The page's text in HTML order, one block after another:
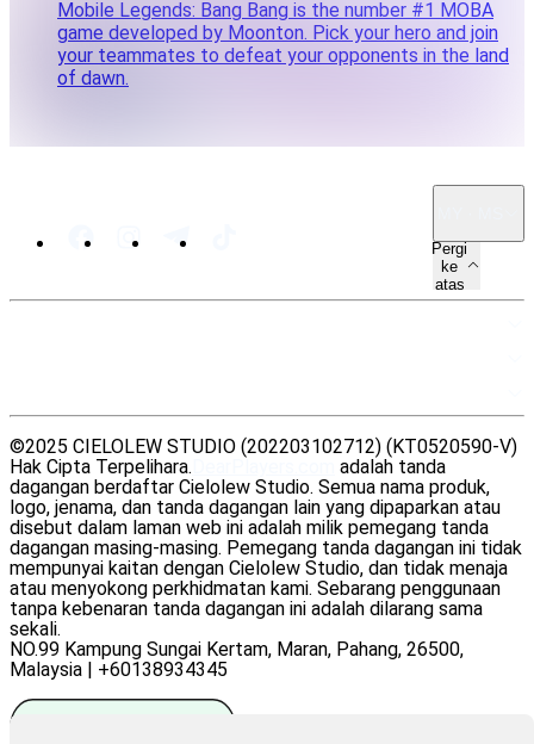
Mobile Legends: Bang Bang is the number #1 MOBA
game developed by Moonton. Pick your hero and join
your teammates to defeat your opponents in the land
of dawn.
Pergi
ke
atas
©2025 CIELOLEW STUDIO (202203102712) (KT0520590-V)
Hak Cipta Terpelihara.
adalah tanda
dagangan berdaftar Cielolew Studio. Semua nama produk,
logo, jenama, dan tanda dagangan lain yang dipaparkan atau
disebut dalam laman web ini adalah milik pemegang tanda
dagangan masing-masing. Pemegang tanda dagangan ini tidak
mempunyai kaitan dengan Cielolew Studio, dan tidak menaja
atau menyokong perkhidmatan kami. Sebarang penggunaan
tanpa kebenaran tanda dagangan ini adalah dilarang sama
sekali.
NO.99 Kampung Sungai Kertam, Maran, Pahang, 26500,
Malaysia | +60138934345